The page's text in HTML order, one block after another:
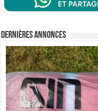
Dernières annonces